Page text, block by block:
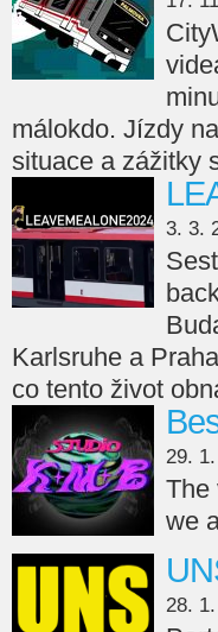
málokdo. Jízdy
situace a zážitky
3. 3.
Karlsruhe a
co tento život
29.
The
we
28.